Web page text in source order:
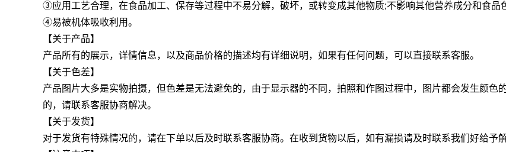
③应用工艺合理，在食品加工、保存等过程中不易分解，破坏，或转变成其他物质;不影响其他营养成分和食品
④易被机体吸收利用。
【关于产品】
产品所有的展示，详情信息，以及商品价格的描述均有详细说明，如果有任何问题，可以直接联系客服。
【关于色差】
产品图片大多是实物拍摄，但色差是无法避免的，由于显示器的不同，拍照和作图过程中，图片都会发生颜色
的，请联系客服协商解决。
【关于发货】
对于发货有特殊情况的，请在下单以后及时联系客服协商。在收到货物以后，如有漏损请及时联系我们好给予解